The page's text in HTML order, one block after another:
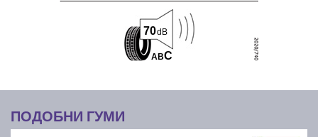
ABC
70dB
ПОДОБНИ ГУМИ